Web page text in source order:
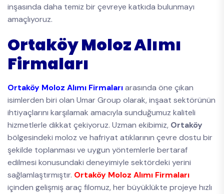
inşasında daha temiz bir çevreye katkıda bulunmayı
amaçlıyoruz.
Ortaköy Moloz Alımı
Firmaları
Ortaköy Moloz Alımı Firmalarıarasında öne çıkan
isimlerden biri olan Umar Group olarak, inşaat sektörünün
ihtiyaçlarını karşılamak amacıyla sunduğumuz kaliteli
hizmetlerle dikkat çekiyoruz. Uzman ekibimiz, Ortaköy
bölgesindeki moloz ve hafriyat atıklarının çevre dostu bir
şekilde toplanması ve uygun yöntemlerle bertaraf
edilmesi konusundaki deneyimiyle sektördeki yerini
sağlamlaştırmıştır. Ortaköy Moloz Alımı Firmaları
içinden gelişmiş araç filomuz, her büyüklükte projeye hızlı